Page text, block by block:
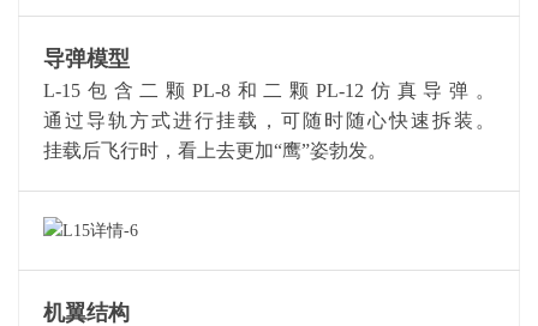
导弹模型
L-15包含二颗PL-8和二颗PL-12仿真导弹。
通过导轨方式进行挂载，可随时随心快速拆装。
挂载后飞行时，看上去更加“鹰”姿勃发。
机翼结构